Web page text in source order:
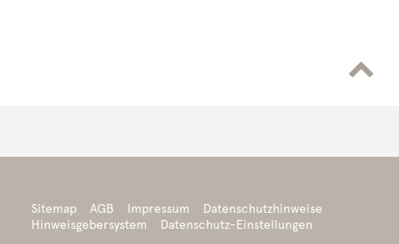

Sitemap AGB Impressum
Datenschutzhinweise
Hinweisgebersystem
Datenschutz-Einstellungen